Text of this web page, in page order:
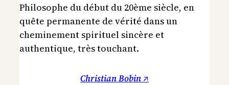
Philosophe du début du 20ème siècle, en
quête permanente de vérité dans un
cheminement spirituel sincère et
authentique, très touchant.
Christian Bobin ↗